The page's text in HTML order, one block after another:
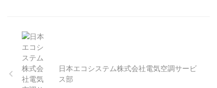
日本エコシステム株式会社電気空調サービ
ス部